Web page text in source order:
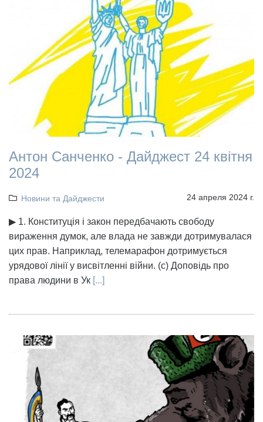
Антон Санченко - Дайджест 24 квітня
2024
Новини та Дайджести 24 апреля 2024 г.
▶ 1. Конституція і закон передбачають свободу
вираження думок, але влада не завжди дотримувалася
цих прав. Наприклад, телемарафон дотримується
урядової лінії у висвітленні війни. (с) Доповідь про
права людини в Ук [...]